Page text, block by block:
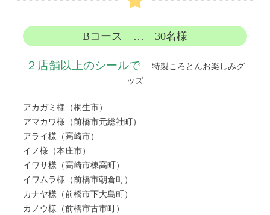
Bコース … 30名様
２店舗以上のシールで
特製ころとんお楽しみグ
ッズ
アカガミ様（桐生市）
アマカワ様（前橋市元総社町）
アライ様（高崎市）
イノ様（本庄市）
イワサ様（高崎市棟高町）
イワムラ様（前橋市朝倉町）
カナヤ様（前橋市下大島町）
カノウ様（前橋市古市町）